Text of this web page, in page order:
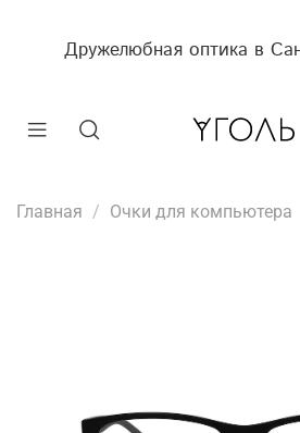
Дружелюбная оптика в
Главная Очки для компьютера